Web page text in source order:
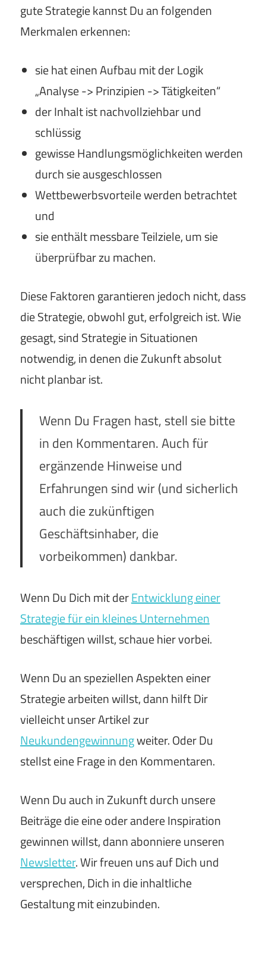
gute Strategie kannst Du an folgenden
Merkmalen erkennen:
sie hat einen Aufbau mit der Logik
„Analyse -> Prinzipien -> Tätigkeiten“
der Inhalt ist nachvollziehbar und
schlüssig
gewisse Handlungsmöglichkeiten werden
durch sie ausgeschlossen
Wettbewerbsvorteile werden betrachtet
und
sie enthält messbare Teilziele, um sie
überprüfbar zu machen.
Diese Faktoren garantieren jedoch nicht, dass
die Strategie, obwohl gut, erfolgreich ist. Wie
gesagt, sind Strategie in Situationen
notwendig, in denen die Zukunft absolut
nicht planbar ist.
Wenn Du Fragen hast, stell sie bitte
in den Kommentaren. Auch für
ergänzende Hinweise und
Erfahrungen sind wir (und sicherlich
auch die zukünftigen
Geschäftsinhaber, die
vorbeikommen) dankbar.
Wenn Du Dich mit derEntwicklung einer
Strategie für ein kleines Unternehmen
beschäftigen willst, schaue hier vorbei.
Wenn Du an speziellen Aspekten einer
Strategie arbeiten willst, dann hilft Dir
vielleicht unser Artikel zur
Neukundengewinnungweiter. Oder Du
stellst eine Frage in den Kommentaren.
Wenn Du auch in Zukunft durch unsere
Beiträge die eine oder andere Inspiration
gewinnen willst, dann abonniere unseren
Newsletter. Wir freuen uns auf Dich und
versprechen, Dich in die inhaltliche
Gestaltung mit einzubinden.